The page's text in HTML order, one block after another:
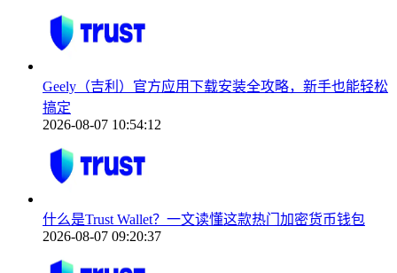
Geely（吉利）官方应用下载安装全攻略，新手也能轻松
搞定
2026-08-07 10:54:12
什么是Trust Wallet？一文读懂这款热门加密货币钱包
2026-08-07 09:20:37